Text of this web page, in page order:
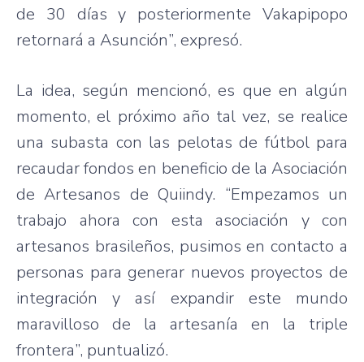
de 30 días y posteriormente Vakapipopo
retornará a Asunción”, expresó.
La idea, según mencionó,es que enalgún
momento, el próximo año tal vez, se realice
una subasta con las pelotas defútbol para
recaudarfondos en beneficio de laAsociación
deArtesanos deQuiindy. “Empezamos un
trabajo
ahora con esta asociación y con
artesanos brasileños, pusimos encontacto a
personas para generar nuevos proyectos de
integración yasí expandir este
mundo
maravilloso de la artesanía en la triple
frontera”, puntualizó.